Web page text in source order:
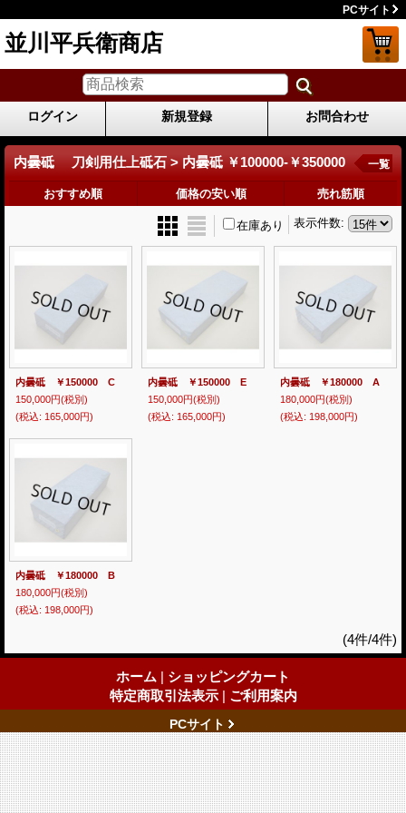
PCサイト
並川平兵衛商店
ログイン 新規登録 お問合わせ
内曇砥 刀剣用仕上砥石 > 内曇砥 ￥100000-￥350000 一覧
おすすめ順 価格の安い順 売れ筋順
表示件数:
在庫あり
内曇砥 ￥150000 C
150,000円(税別)
(税込: 165,000円)
内曇砥 ￥150000 E
150,000円(税別)
(税込: 165,000円)
内曇砥 ￥180000 A
180,000円(税別)
(税込: 198,000円)
内曇砥 ￥180000 B
180,000円(税別)
(税込: 198,000円)
(4件/4件)
ホーム | ショッピングカート
特定商取引法表示 | ご利用案内
PCサイト